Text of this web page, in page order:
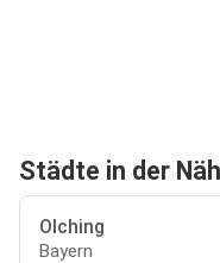
Städte in der
Olching
Bayern